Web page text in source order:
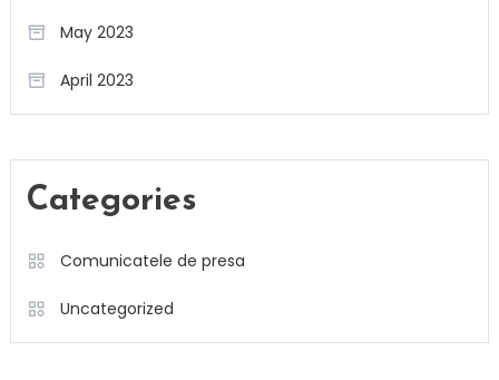
May 2023
April 2023
Categories
Comunicatele de presa
Uncategorized